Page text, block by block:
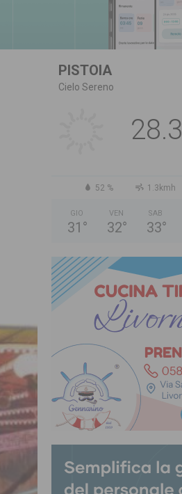
PISTOIA
Cielo Sereno
28.3
52 % 1.3kmh
GIO
31 °
VEN
32°
SAB
33°